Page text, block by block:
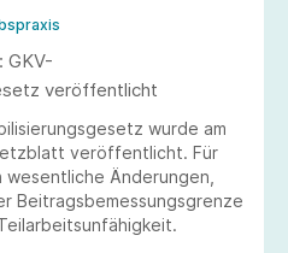
GKV-
veröffentlicht
wurde am
veröffentlicht. Für
Änderungen,
Beitragsbemessungsgrenze